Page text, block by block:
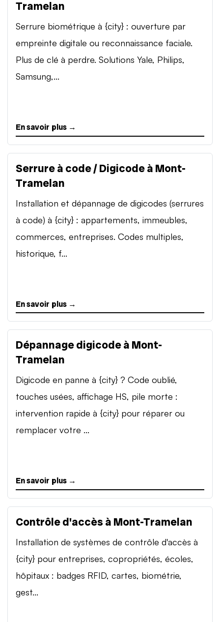
Tramelan
Serrure biométrique à {city} : ouverture par
empreinte digitale ou reconnaissance faciale.
Plus de clé à perdre. Solutions Yale, Philips,
Samsung,...
En savoir plus →
Serrure à code / Digicode à Mont-
Tramelan
Installation et dépannage de digicodes (serrures
à code) à {city} : appartements, immeubles,
commerces, entreprises. Codes multiples,
historique, f...
En savoir plus →
Dépannage digicode à Mont-
Tramelan
Digicode en panne à {city} ? Code oublié,
touches usées, affichage HS, pile morte :
intervention rapide à {city} pour réparer ou
remplacer votre ...
En savoir plus →
Contrôle d'accès à Mont-Tramelan
Installation de systèmes de contrôle d'accès à
{city} pour entreprises, copropriétés, écoles,
hôpitaux : badges RFID, cartes, biométrie,
gest...